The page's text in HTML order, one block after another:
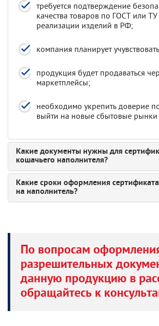
требуется подтверждение
качества товаров по ГОСТ или ТУ
реализации изделий в РФ;
компания планирует
продукция будет продаваться
маркетплейсы;
необходимо укрепить доверие
выйти на новые сбытовые рынки
Какие документы нужны для
кошачьего наполнителя?
Какие сроки оформления сертификата
на наполнитель?
По вопросам
разрешительных
данную продукцию в
обращайтесь к